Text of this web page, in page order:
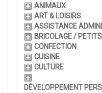
ANIMAUX
ART & LOISIRS
ASSISTANCE
BRICOLAGE /
CONFECTION
CUISINE
CULTURE
DÉVELOPPEMENT